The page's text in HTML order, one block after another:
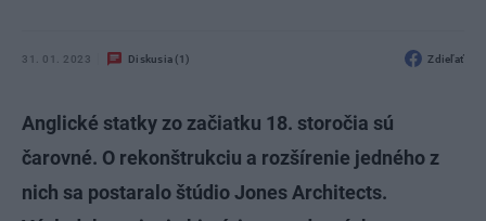
31. 01. 2023 Diskusia (1) Zdieľať
Anglické statky zo začiatku 18. storočia sú
čarovné. O rekonštrukciu a rozšírenie jedného z
nich sa postaralo štúdio Jones Architects.